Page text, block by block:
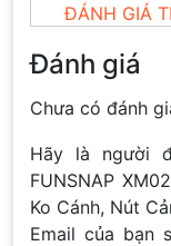
ĐÁNH GIÁ
Đánh giá
Chưa có đánh
Hãy là người
FUNSNAP
Ko Cánh, Nút
Email của bạn